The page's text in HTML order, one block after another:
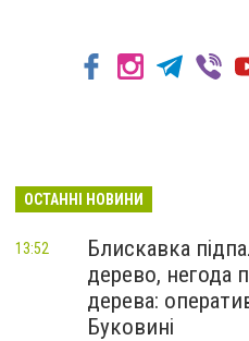
ОСТАННІ НОВИНИ
Блискавка
дерево, негода
дерева:
Буковині
13:52